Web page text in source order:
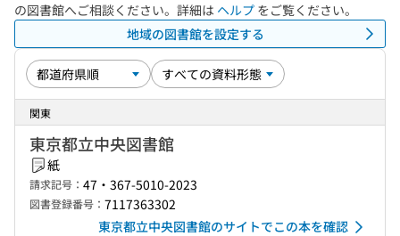
の図書館へご相談ください。詳細は ヘルプ をご覧ください。
地域の図書館を設定する
関東
東京都立中央図書館
紙
請求記号： 47・367-5010-2023
図書登録番号： 7117363302
東京都立中央図書館のサイトでこの本を確認